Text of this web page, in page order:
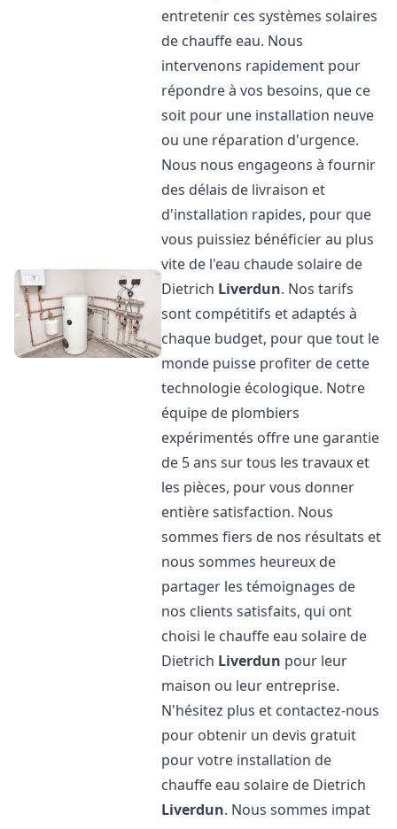
entretenir ces systèmes solaires
de chauffe eau. Nous
intervenons rapidement pour
répondre à vos besoins, que ce
soit pour une installation neuve
ou une réparation d'urgence.
Nous nous engageons à fournir
des délais de livraison et
d'installation rapides, pour que
vous puissiez bénéficier au plus
vite de l'eau chaude solaire de
Dietrich Liverdun. Nos tarifs
sont compétitifs et adaptés à
chaque budget, pour que tout le
monde puisse profiter de cette
technologie écologique. Notre
équipe de plombiers
expérimentés offre une garantie
de 5 ans sur tous les travaux et
les pièces, pour vous donner
entière satisfaction. Nous
sommes fiers de nos résultats et
nous sommes heureux de
partager les témoignages de
nos clients satisfaits, qui ont
choisi le chauffe eau solaire de
Dietrich Liverdun pour leur
maison ou leur entreprise.
N'hésitez plus et contactez-nous
pour obtenir un devis gratuit
pour votre installation de
chauffe eau solaire de Dietrich
Liverdun. Nous sommes impat